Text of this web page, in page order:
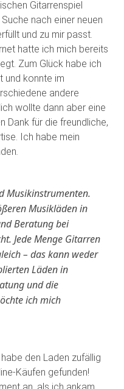
Gitarrenspiel
nach einer neuen
und zu mir passt.
hatte ich mich bereits
Zum Glück habe ich
und konnte im
andere
wollte dann aber eine
Dank für die freundliche,
Ich habe mein
Musikinstrumenten.
Musikläden in
Beratung bei
Jede Menge Gitarren
– das kann weder
Läden in
und die
ich mich
den Laden zufällig
Käufen gefunden!